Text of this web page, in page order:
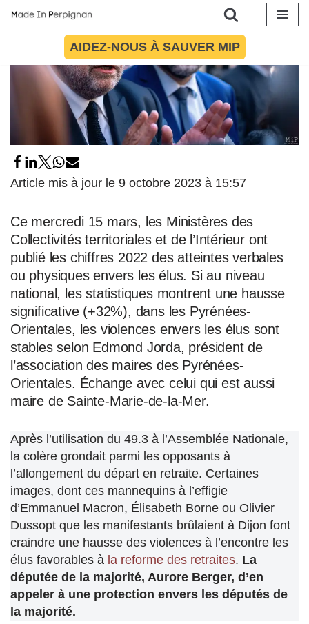
contenu
AIDEZ-NOUS À SAUVER MIP
Article mis à jour le 9 octobre 2023 à 15:57
Ce mercredi 15 mars, les Ministères des
Collectivités territoriales et de l’Intérieur ont
publié les chiffres 2022 des atteintes verbales
ou physiques envers les élus. Si au niveau
national, les statistiques montrent une hausse
significative (+32%), dans les Pyrénées-
Orientales, les violences envers les élus sont
stables selon Edmond Jorda, président de
l’association des maires des Pyrénées-
Orientales. Échange avec celui qui est aussi
maire de Sainte-Marie-de-la-Mer.
Après l’utilisation du 49.3 à l’Assemblée Nationale,
la colère grondait parmi les opposants à
l’allongement du départ en retraite. Certaines
images, dont ces mannequins à l’effigie
d’Emmanuel Macron, Élisabeth Borne ou Olivier
Dussopt que les manifestants brûlaient à Dijon font
craindre une hausse des violences à l’encontre les
élus favorables à la reforme des retraites. La
députée de la majorité, Aurore Berger, d’en
appeler à une protection envers les députés de
la majorité.